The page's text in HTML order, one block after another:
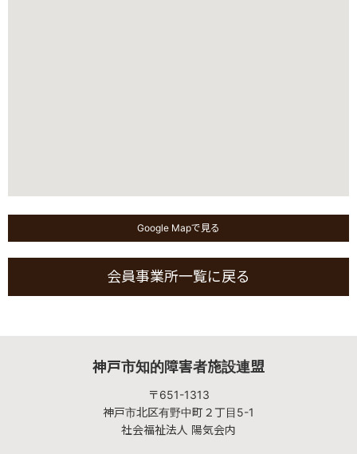
Google Mapで見る
会員事業所一覧に戻る
神戸市知的障害者施設連盟
〒651-1313
神戸市北区有野中町２丁目5-1
社会福祉法人 陽気会内